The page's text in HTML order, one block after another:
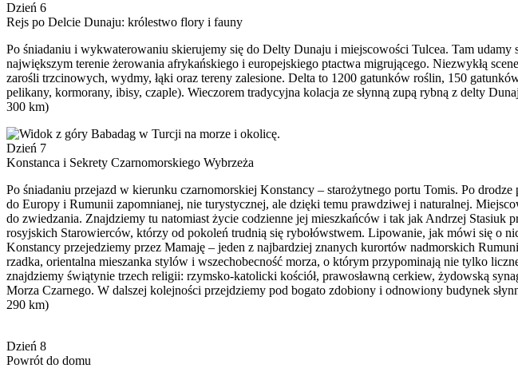
Dzień 6
Rejs po Delcie Dunaju: królestwo flory i fauny
Po śniadaniu i wykwaterowaniu skierujemy się do Delty Dunaju i miejscowości Tulcea. Tam
największym terenie żerowania afrykańskiego i europejskiego ptactwa migrującego. Niezwykłą
zarośli trzcinowych, wydmy, łąki oraz tereny zalesione. Delta to 1200 gatunków roślin, 150
pelikany, kormorany, ibisy, czaple). Wieczorem tradycyjna kolacja ze słynną zupą rybną z delty
300 km)
Dzień 7
Konstanca i Sekrety Czarnomorskiego Wybrzeża
Po śniadaniu przejazd w kierunku czarnomorskiej Konstancy – starożytnego portu Tomis. Po
do Europy i Rumunii zapomnianej, nie turystycznej, ale dzięki temu prawdziwej i naturalnej.
do zwiedzania. Znajdziemy tu natomiast życie codzienne jej mieszkańców i tak jak Andrzej Stasiuk
rosyjskich Starowierców, którzy od pokoleń trudnią się rybołówstwem. Lipowanie, jak mówi się
Konstancy przejedziemy przez Mamaję – jeden z najbardziej znanych kurortów nadmorskich
rzadka, orientalna mieszanka stylów i wszechobecność morza, o którym przypominają nie tylko
znajdziemy świątynie trzech religii: rzymsko-katolicki kościół, prawosławną cerkiew, żydowską
Morza Czarnego. W dalszej kolejności przejdziemy pod bogato zdobiony i odnowiony budynek
290 km)
Dzień 8
Powrót do domu